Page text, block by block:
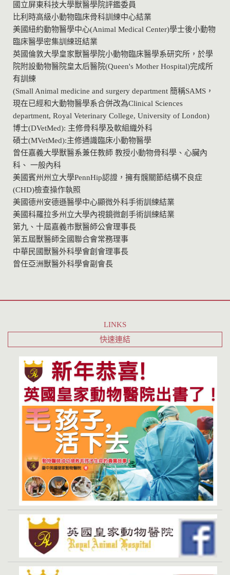
國立屏東科技大學獸醫學院評鑑委員
比利時高級小動物臨床骨科訓練中心結業
美國紐約動物醫學中心(Animal Medical Center)學士後小動物
臨床醫學密集訓練班結業
英國倫敦大學皇家獸醫學院小動物臨床醫學系研究所，於學
院附設動物醫院皇太后醫院(Queen's Mother Hospital)完成所
有訓練
(Small Animal medicine and surgery department 簡稱SAMS，
現在已經和大動物醫學系合併改為Clinical Sciences
department, Royal Veterinary College, University of London)
博士(DVetMed): 主修骨科學及軟組織外科
碩士(MVetMed):主修通識臨床小動物醫學
曾任嘉義大學獸醫系兼任教師 教授小動物骨科學、心臟內
科、 一般內科
美國賓州州立大學PennHip認證，擁有髖關節結構不良症
(CHD)檢查操作執照
美國德州安德遜醫學中心顯微外科手術訓練結業
美國科羅拉多州立大學內視鏡微創手術訓練結業
第九、十屆嘉義市獸醫師公會理事長
第五屆獸醫師全國聯合會常務理事
中華民國獸醫外科學會創會理事長
曾任亞洲獸醫外科學會副會長
LINKS
快速連結